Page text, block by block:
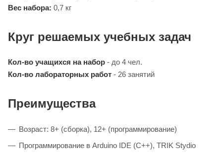
Вес набора: 0,7 кг
Круг решаемых учебных задач
Кол-во учащихся на набор - до 4 чел.
Кол-во лабораторных работ - 26 занятий
Преимущества
Возраст: 8+ (сборка), 12+ (программирование)
Программирование в Arduino IDE (C++), TRIK Stydio